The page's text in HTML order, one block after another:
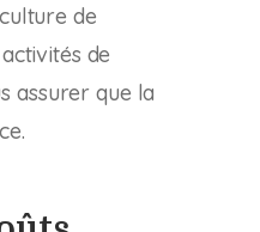
de
de
assurer que la